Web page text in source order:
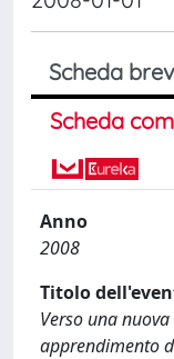
Scheda
Scheda
Anno
2008
Titolo
Verso una
apprendimento